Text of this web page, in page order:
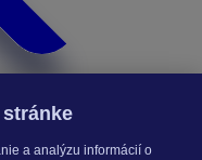
a analýzu informácií o